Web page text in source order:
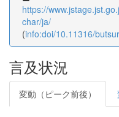
https://
char/ja/
(info:doi/10.11316/
言及状況
変動（ピーク前後）